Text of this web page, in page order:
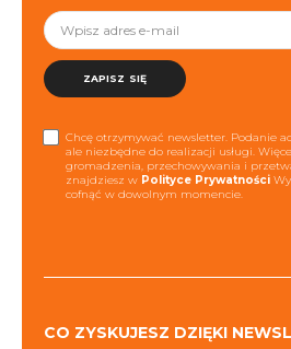
ZAPISZ SIĘ
Chcę otrzymywać newsletter. Podanie
ale niezbędne do realizacji usługi.
gromadzenia, przechowywania i
znajdziesz w Polityce Prywatności
cofnąć w dowolnym momencie.
CO ZYSKUJESZ DZIĘKI